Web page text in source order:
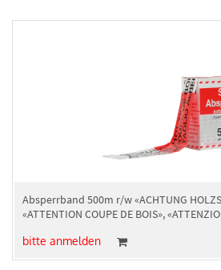
Absperrband 500m r/w «ACHTUNG
«ATTENTION COUPE DE BOIS»,
bitte anmelden